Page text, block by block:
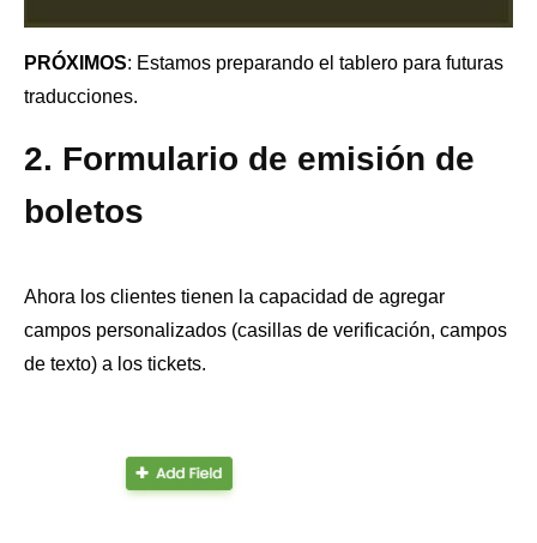
PRÓXIMOS: Estamos preparando el tablero para futuras
traducciones.
2. Formulario de emisión de
boletos
Ahora los clientes tienen la capacidad de agregar
campos personalizados (casillas de verificación, campos
de texto) a los tickets.